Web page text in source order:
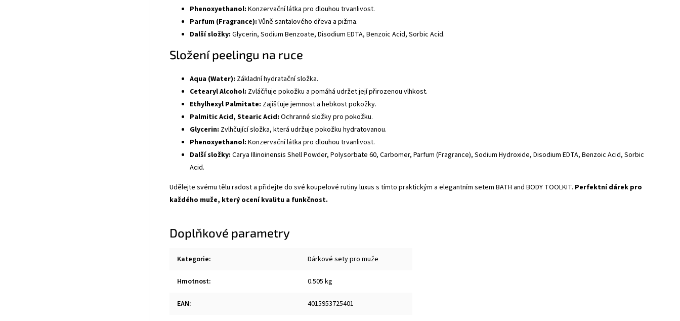
Phenoxyethanol: Konzervační látka pro dlouhou trvanlivost.
Parfum (Fragrance): Vůně santalového dřeva a pižma.
Další složky: Glycerin, Sodium Benzoate, Disodium EDTA, Benzoic Acid, Sorbic Acid.
Složení peelingu na ruce
Aqua (Water): Základní hydratační složka.
Cetearyl Alcohol: Zvláčňuje pokožku a pomáhá udržet její přirozenou vlhkost.
Ethylhexyl Palmitate: Zajišťuje jemnost a hebkost pokožky.
Palmitic Acid, Stearic Acid: Ochranné složky pro pokožku.
Glycerin: Zvlhčující složka, která udržuje pokožku hydratovanou.
Phenoxyethanol: Konzervační látka pro dlouhou trvanlivost.
Další složky: Carya Illinoinensis Shell Powder, Polysorbate 60, Carbomer, Parfum (Fragrance), Sodium Hydroxide, Disodium EDTA, Benzoic Acid, Sorbic
Acid.
Udělejte svému tělu radost a přidejte do své koupelové rutiny luxus s tímto praktickým a elegantním setem BATH and BODY TOOLKIT. Perfektní dárek pro
každého muže, který ocení kvalitu a funkčnost.
Doplňkové parametry
Kategorie: Dárkové sety pro muže
Hmotnost: 0.505 kg
EAN: 4015953725401